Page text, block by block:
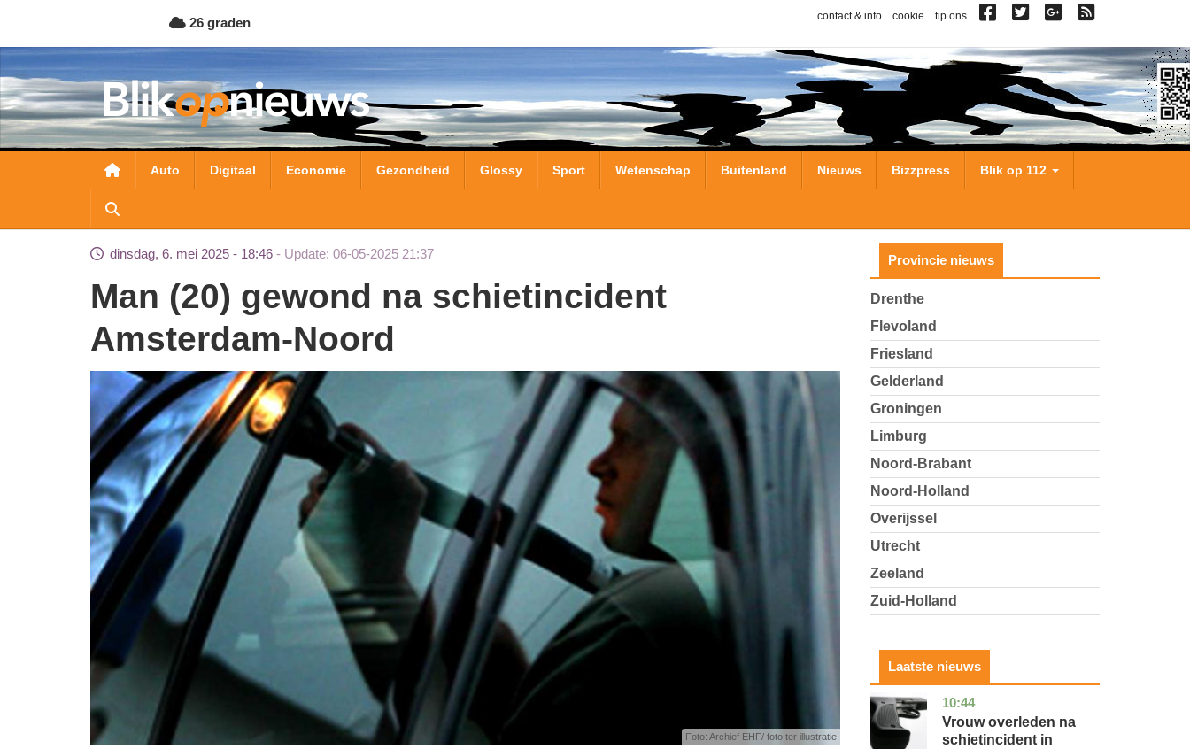
naar
de
inhoud
gaan
26 graden contact & info cookie tip ons
Hoofdnavigatie
Auto Digitaal Economie Gezondheid Glossy Sport Wetenschap Buitenland Nieuws Bizzpress Blik op 112
dinsdag, 6. mei 2025 - 18:46 Update: 06-05-2025 21:37
Man (20) gewond na schietincident
Amsterdam-Noord
Foto: Archief EHF/ foto ter illustratie
Provincie nieuws
Drenthe
Flevoland
Friesland
Gelderland
Groningen
Limburg
Noord-Brabant
Noord-Holland
Overijssel
Utrecht
Zeeland
Zuid-Holland
Laatste nieuws
10:44
zuid-
holland
nieuws
Vrouw overleden na
schietincident in